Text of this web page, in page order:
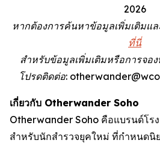
2026
หากต้องการค้นหาข้อมูลเพิ่มเติมแ
ที่นี่
สำหรับข้อมูลเพิ่มเติมหรือการจอ
โปรดติดต่อ:
เกี่ยวกับ Otherwander Soho
Otherwander Soho คือแบรนด์โ
สำหรับนักสำรวจยุคใหม่ ที่กำหนดนิ